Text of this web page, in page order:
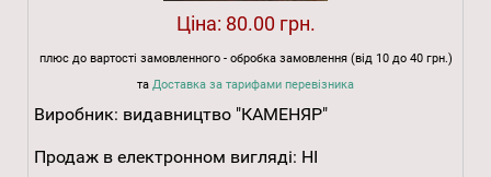
Ціна: 80.00 грн.
плюс до вартості замовленного - обробка замовлення (від 10 до 40 грн.)
та Доставка за тарифами перевізника
Виробник: видавництво "КАМЕНЯР"
Продаж в електронном вигляді: НІ